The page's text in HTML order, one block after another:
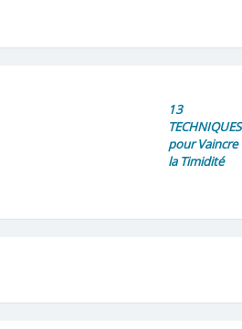
13
TECHNIQUES
pour Vaincre
la Timidité